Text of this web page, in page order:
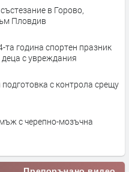
в Горово,
Пловдив
година спортен празник
с увреждания
с контрола срещу
с черепно-мозъчна